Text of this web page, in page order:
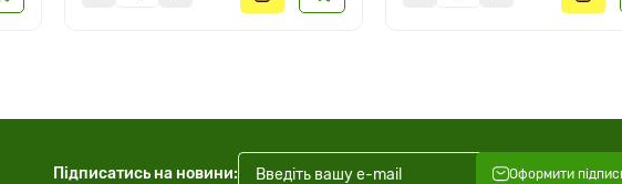
Підписатись на новини: Оформити